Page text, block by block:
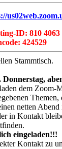
ID: 810 4063
424529
Stammtisch.
Donnerstag,
dem Zoom-
Themen,
netten
in Kontakt
eingeladen!!!
Kontakt zu